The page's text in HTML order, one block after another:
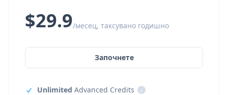
$29.9/месец, таксувано годишно
Започнете
Unlimited Advanced Credits
i